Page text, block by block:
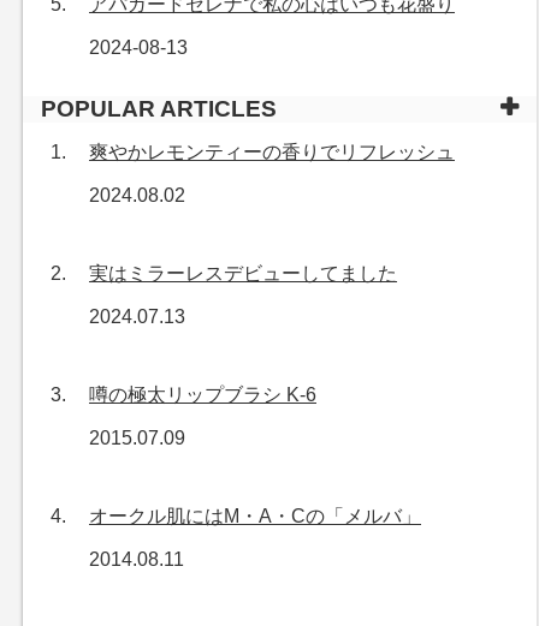
アパガードセレナで私の心はいつも花盛り
2024-08-13
POPULAR ARTICLES
爽やかレモンティーの香りでリフレッシュ
2024.08.02
実はミラーレスデビューしてました
2024.07.13
噂の極太リップブラシ K-6
2015.07.09
オークル肌にはM・A・Cの「メルバ」
2014.08.11